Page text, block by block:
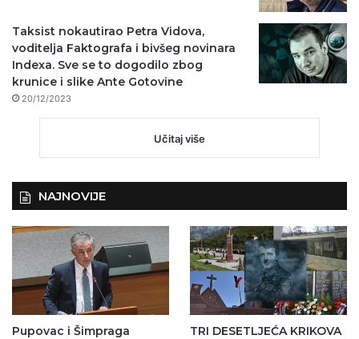
Taksist nokautirao Petra Vidova,
voditelja Faktografa i bivšeg novinara
Indexa. Sve se to dogodilo zbog
krunice i slike Ante Gotovine
20/12/2023
Učitaj više
NAJNOVIJE
Pupovac i Šimpraga
TRI DESETLJEĆA KRIKOVA